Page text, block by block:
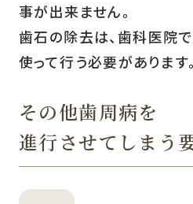
事が出来ません。
歯石の除去は、歯科医院
使って行う必要があります。
その他歯周病を
進行させてしまう